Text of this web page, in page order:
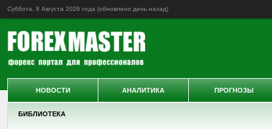
Суббота, 8 Августа 2026 года (обновлено день назад)
БИБЛИОТЕКА
НОВОСТИ АНАЛИТИКА ПРОГНОЗЫ